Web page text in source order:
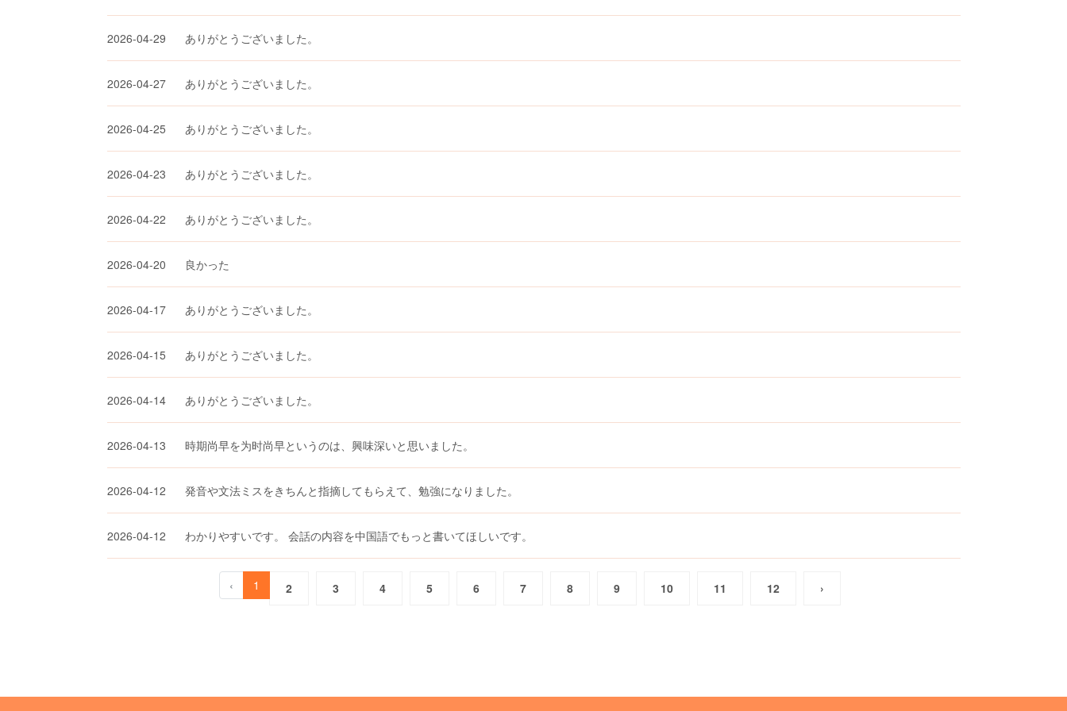
2026-04-29 ありがとうございました。
2026-04-27 ありがとうございました。
2026-04-25 ありがとうございました。
2026-04-23 ありがとうございました。
2026-04-22 ありがとうございました。
2026-04-20 良かった
2026-04-17 ありがとうございました。
2026-04-15 ありがとうございました。
2026-04-14 ありがとうございました。
2026-04-13 時期尚早を为时尚早というのは、興味深いと思いました。
2026-04-12 発音や文法ミスをきちんと指摘してもらえて、勉強になりました。
2026-04-12 わかりやすいです。 会話の内容を中国語でもっと書いてほしいです。
‹ 1 2 3 4 5 6 7 8 9 10 11 12 ›